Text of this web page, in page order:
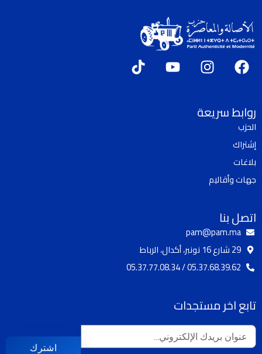
F
a
b
o
o
k
I
n
a
Y
o
T
i
روابط سريعة
الحزب
إشتراك
بلاغات
جهات وأقاليم
اتصل بنا
pam@pam.ma
29 شارع 16 نونبر، أكدال، الرباط
05.37.68.39.62 / 05.37.77.08.34
تابع اخر مستجدات
اشترك